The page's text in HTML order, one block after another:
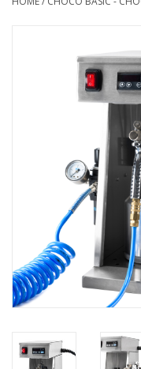
Grondstoffen &